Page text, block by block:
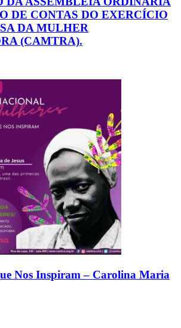
DE CONTAS DO EXERCÍCIO
DA MULHER
(CAMTRA).
Nos Inspiram – Carolina Maria